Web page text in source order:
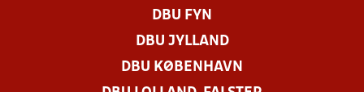
DBU FYN
DBU JYLLAND
DBU KØBENHAVN